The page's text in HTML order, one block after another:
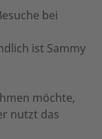
bei
ist Sammy
möchte,
nutzt das